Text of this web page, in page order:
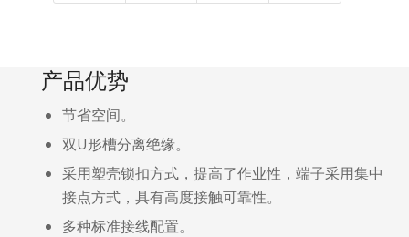
产品优势
节省空间。
双U形槽分离绝缘。
采用塑壳锁扣方式，提高了作业性，端子采用集中
接点方式，具有高度接触可靠性。
多种标准接线配置。